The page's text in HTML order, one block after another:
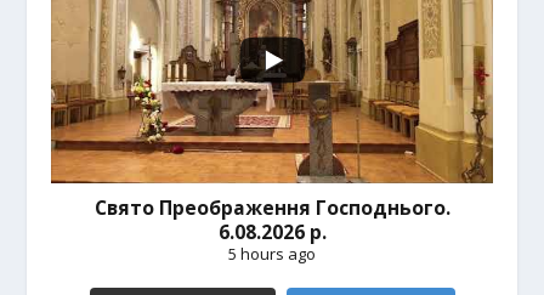
Свято Преображення Господнього.
6.08.2026 р.
5 hours ago